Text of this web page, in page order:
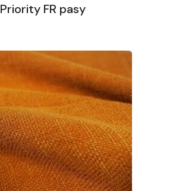
Priority FR pasy